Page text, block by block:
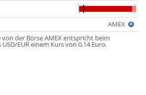
AMEX
von der Börse AMEX entspricht beim
EUR einem Kurs von 0,14 Euro.